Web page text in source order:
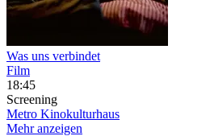
Was uns verbindet
Film
18:45
Screening
Metro Kinokulturhaus
Mehr anzeigen